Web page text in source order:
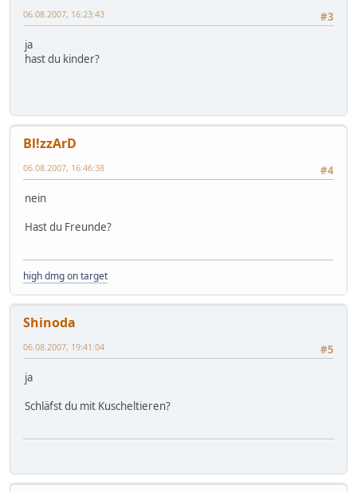
#3
06.08.2007, 16:23:43
ja
hast du kinder?
Bl!zzArD
#4
06.08.2007, 16:46:38
nein
Hast du Freunde?
high dmg on target
Shinoda
#5
06.08.2007, 19:41:04
ja
Schläfst du mit Kuscheltieren?